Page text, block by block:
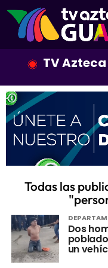
TV
Todas las
Dos
un